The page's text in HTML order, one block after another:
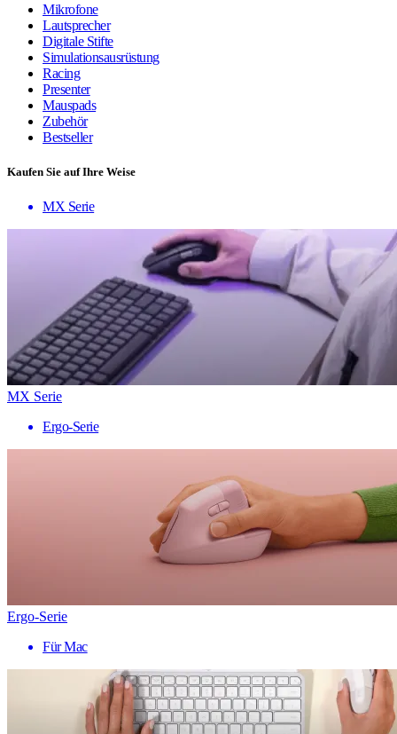
Mikrofone
Lautsprecher
Digitale Stifte
Simulationsausrüstung
Racing
Presenter
Mauspads
Zubehör
Bestseller
Kaufen Sie auf Ihre Weise
MX Serie
MX Serie
Ergo-Serie
Ergo-Serie
Für Mac